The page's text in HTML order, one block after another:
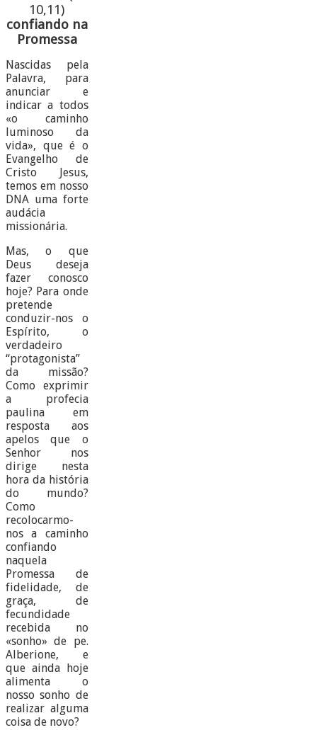
10,11)
confiando na
Promessa
Nascidas pela
Palavra, para
anunciar e
indicar a todos
«o caminho
luminoso da
vida», que é o
Evangelho de
Cristo Jesus,
temos em nosso
DNA uma forte
audácia
missionária.
Mas, o que
Deus deseja
fazer conosco
hoje? Para onde
pretende
conduzir-nos o
Espírito, o
verdadeiro
“protagonista”
da missão?
Como exprimir
a profecia
paulina em
resposta aos
apelos que o
Senhor nos
dirige nesta
hora da história
do mundo?
Como
recolocarmo-
nos a caminho
confiando
naquela
Promessa de
fidelidade, de
graça, de
fecundidade
recebida no
«sonho» de pe.
Alberione, e
que ainda hoje
alimenta o
nosso sonho de
realizar alguma
coisa de novo?